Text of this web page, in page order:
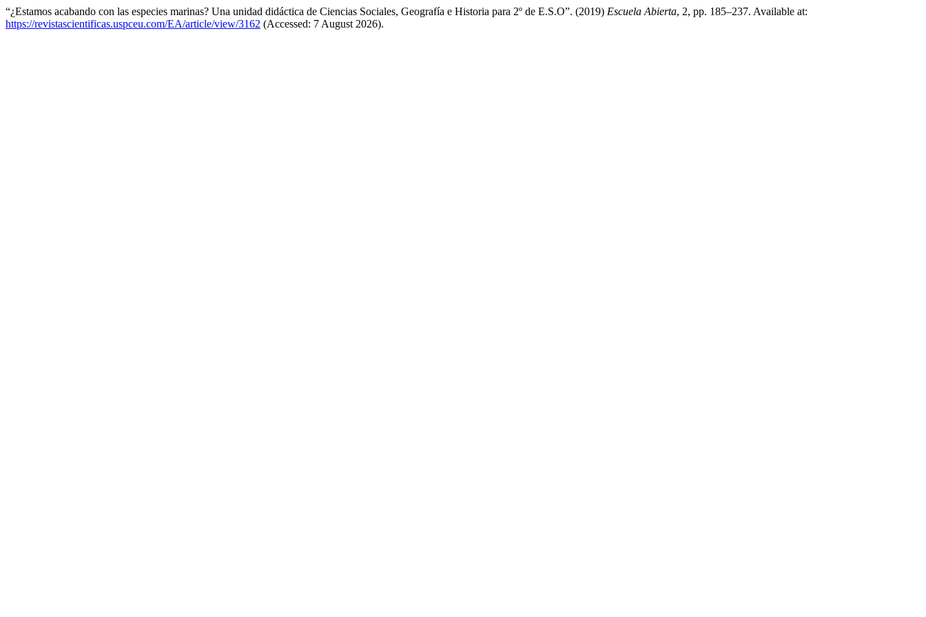
“¿Estamos acabando con las especies marinas? Una unidad didáctica de Ciencias Sociales, Geografía e Historia para 2º de E.S.O”. (2019) Escuela Abierta, 2, pp. 185–237. Available at:
https://revistascientificas.uspceu.com/EA/article/view/3162 (Accessed: 7 August 2026).